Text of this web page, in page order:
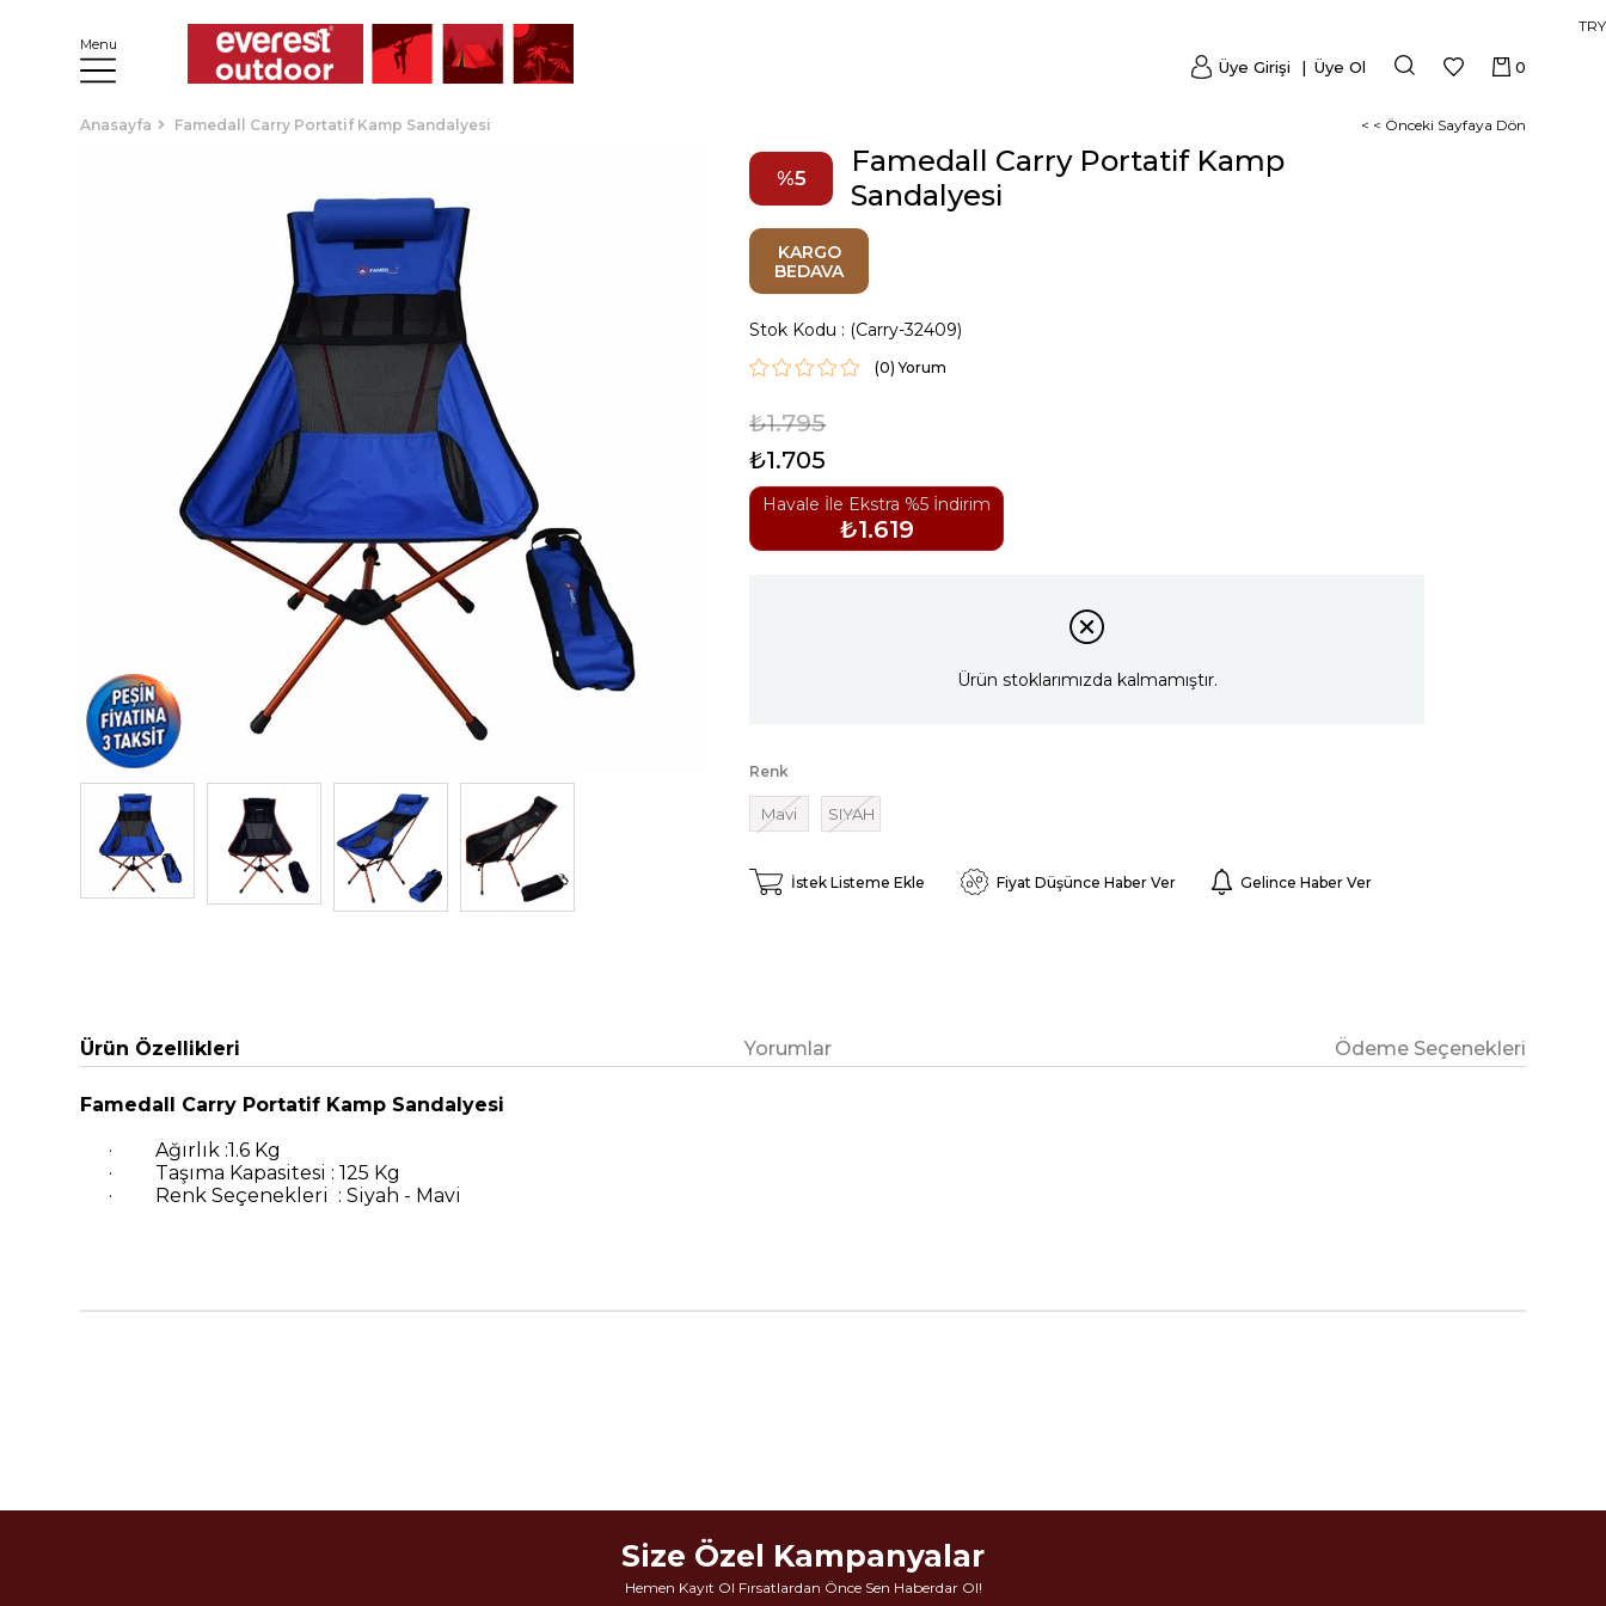
Menu
TRY
0
Üye Girişi Üye Ol
Anasayfa Famedall Carry Portatif Kamp Sandalyesi < < Önceki Sayfaya Dön
5
Famedall Carry Portatif Kamp
Sandalyesi
KARGO
BEDAVA
Stok Kodu (Carry-32409)
(0)
₺1.795
₺1.705
Havale İle Ekstra %5 İndirim
₺1.619
Ürün stoklarımızda kalmamıştır.
Renk
Mavi SIYAH
İstek Listeme Ekle Fiyat Düşünce Haber Ver Gelince Haber Ver
Ürün Özellikleri Yorumlar Ödeme Seçenekleri
Famedall Carry Portatif Kamp Sandalyesi
·
Ağırlık :1.6 Kg
·
Taşıma Kapasitesi : 125 Kg
·
Renk Seçenekleri : Siyah - Mavi
Size Özel Kampanyalar
Hemen Kayıt Ol Fırsatlardan Önce Sen Haberdar Ol!